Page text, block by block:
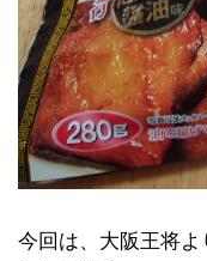
今回は、大阪王将